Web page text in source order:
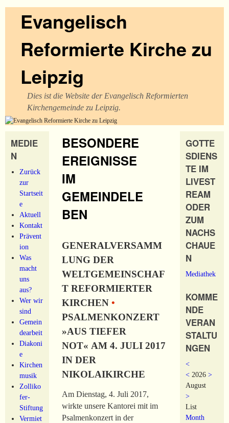
Evangelisch
Reformierte Kirche zu
Leipzig
Dies ist die Website der Evangelisch Reformierten
Kirchengemeinde zu Leipzig.
MEDIE
N
Zurück
zur
Startseit
e
Aktuell
Kontakt
Prävent
ion
Was
macht
uns
aus?
Wer wir
sind
Gemein
dearbeit
Diakoni
e
Kirchen
musik
Zolliko
fer-
Stiftung
Vermiet
BESONDERE
EREIGNISSE
IM
GEMEINDELE
BEN
GENERALVERSAMM
LUNG DER
WELTGEMEINSCHAF
T REFORMIERTER
KIRCHEN •
PSALMENKONZERT
»AUS TIEFER
NOT« AM 4. JULI 2017
IN DER
NIKOLAIKIRCHE
Am Dienstag, 4. Juli 2017,
wirkte unsere Kantorei mit im
Psalmenkonzert in der
GOTTE
SDIENS
TE IM
LIVEST
REAM
ODER
ZUM
NACHS
CHAUE
N
Mediathek
KOMME
NDE
VERAN
STALTU
NGEN
<
< 2026>
August
>
List
Month